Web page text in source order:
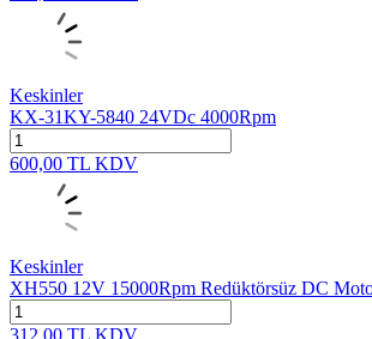
Keskinler
KX-31KY-5840 24VDc 4000Rpm
600,00 TL KDV
Keskinler
XH550 12V 15000Rpm Redüktörsüz DC